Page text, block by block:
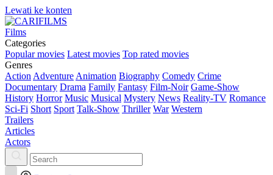
Lewati ke konten
Films
Categories
Popular movies Latest movies Top rated movies
Genres
Action Adventure Animation Biography Comedy Crime
Documentary Drama Family Fantasy Film-Noir Game-Show
History Horror Music Musical Mystery News Reality-TV Romance
Sci-Fi Short Sport Talk-Show Thriller War Western
Trailers
Articles
Actors